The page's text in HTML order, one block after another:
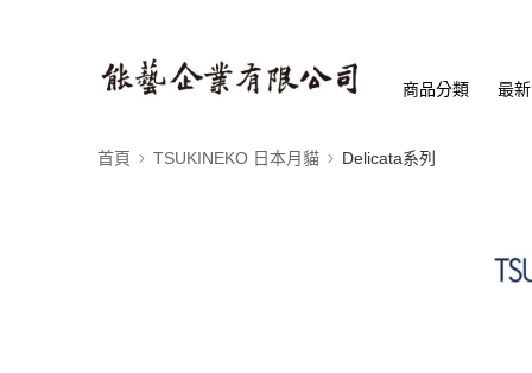
商品分類 最
首頁 TSUKINEKO 日本月貓 Delicata系列